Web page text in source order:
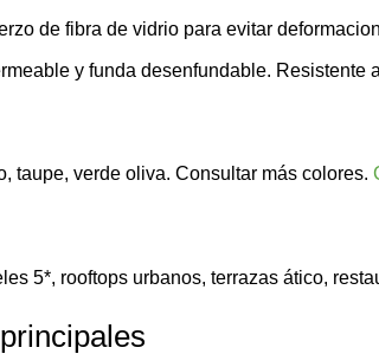
de fibra de vidrio para evitar
y funda desenfundable. Resistente
taupe, verde oliva. Consultar más colores.
5*, rooftops urbanos, terrazas ático,